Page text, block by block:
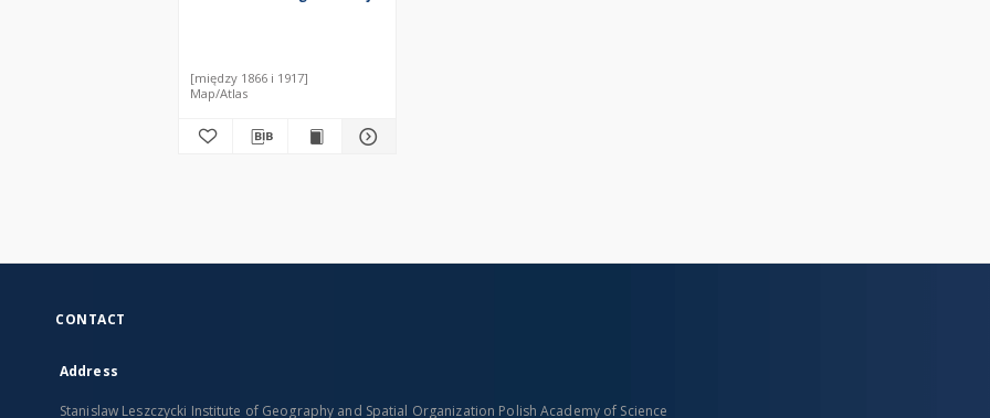
[między 1866 i 1917]
Map/Atlas
CONTACT
Address
Stanislaw Leszczycki Institute of Geography and Spatial Organization Polish Academy of Science